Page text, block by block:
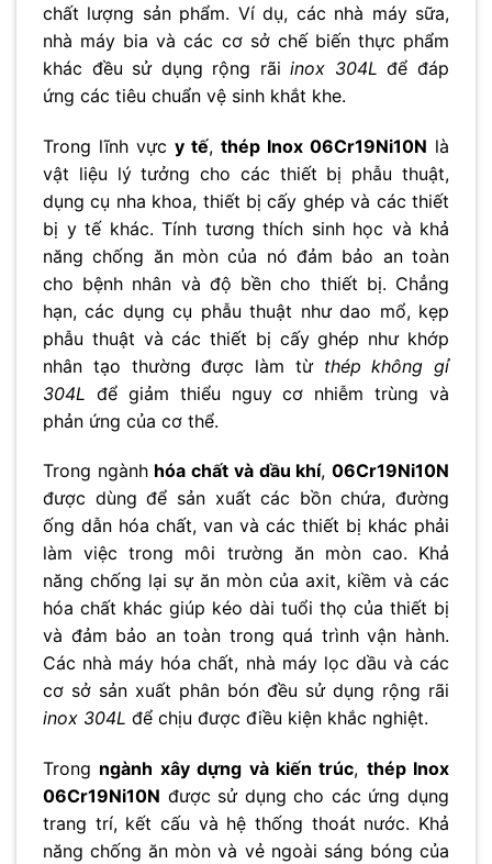
chất lượng sản phẩm. Ví dụ, các nhà máy sữa,
nhà máy bia và các cơ sở chế biến thực phẩm
khác đều sử dụng rộng rãiinox 304L để đáp
ứng các tiêu chuẩn vệ sinh khắt khe.
Trong lĩnh vực y tế, thép Inox 06Cr19Ni10N là
vật liệu lý tưởng cho các thiết bị phẫu thuật,
dụng cụ nha khoa, thiết bị cấy ghép và các thiết
bị y tế khác. Tính tương thích sinh học và khả
năng chống ăn mòn của nó đảm bảo an toàn
cho bệnh nhân và độ bền cho thiết bị. Chẳng
hạn, các dụng cụ phẫu thuật như dao mổ, kẹp
phẫu thuật và các thiết bị cấy ghép như khớp
nhân tạo thường được làm từ thép không gỉ
304L để giảm thiểu nguy cơ nhiễm trùng và
phản ứng của cơ thể.
Trong ngành hóa chất và dầu khí,06Cr19Ni10N
được dùng để sản xuất các bồn chứa, đường
ống dẫn hóa chất, van và các thiết bị khác phải
làm việc trong môi trường ăn mòn cao. Khả
năng chống lại sự ăn mòn của axit, kiềm và các
hóa chất khác giúp kéo dài tuổi thọ của thiết bị
và đảm bảo an toàn trong quá trình vận hành.
Các nhà máy hóa chất, nhà máy lọc dầu và các
cơ sở sản xuất phân bón đều sử dụng rộng rãi
inox 304L để chịu được điều kiện khắc nghiệt.
Trong ngành xây dựng và kiến trúc, thép Inox
06Cr19Ni10N được sử dụng cho các ứng dụng
trang trí, kết cấu và hệ thống thoát nước. Khả
năng chống ăn mòn và vẻ ngoài sáng bóng của